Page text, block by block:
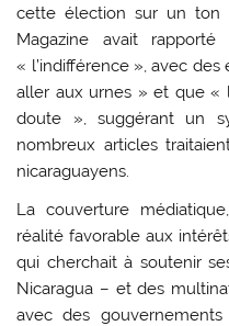
cette élection sur un ton
Magazine avait
« l’indifférence », avec
aller aux urnes » et que «
doute », suggérant un
nombreux articles
nicaraguayens.
La couverture
réalité favorable aux
qui cherchait à soutenir
Nicaragua – et des
avec des